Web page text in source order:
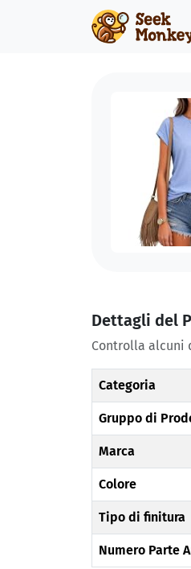
Dettagli del
Controlla alcuni
Categoria
Gruppo di
Marca
Colore
Tipo di finitura
Numero Parte